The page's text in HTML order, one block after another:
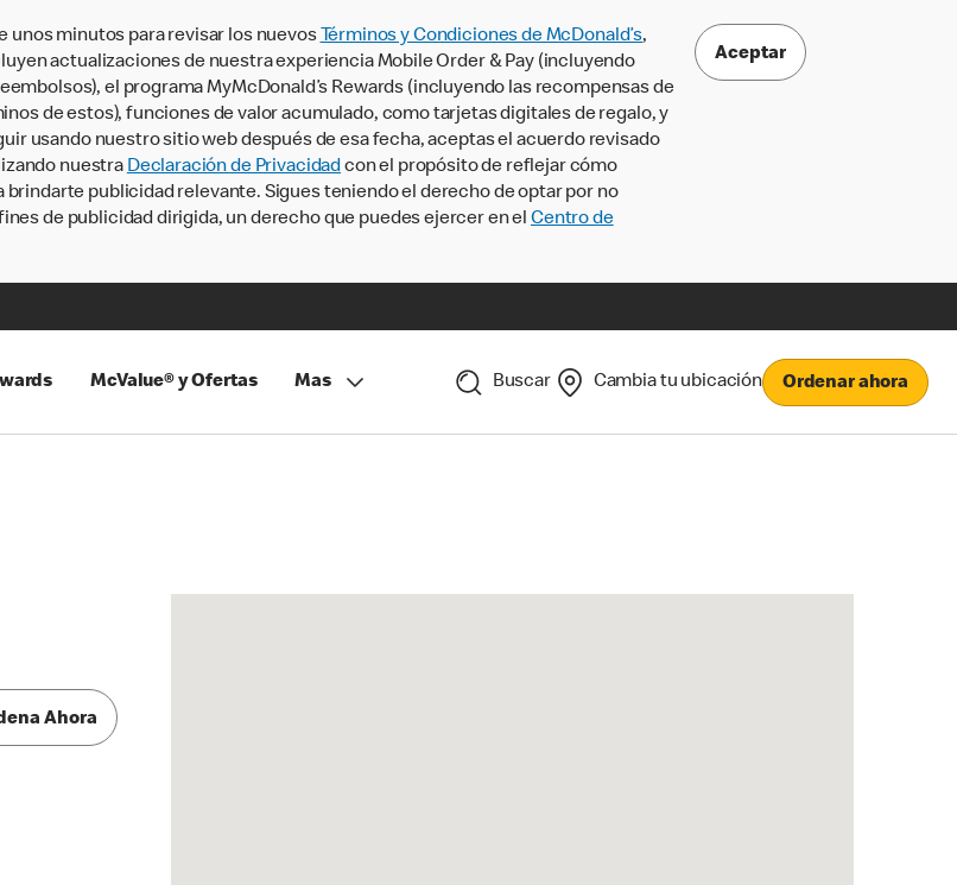
unos minutos para revisar los nuevos Términos y Condiciones de McDonald’s,
actualizaciones de nuestra experiencia Mobile Order & Pay (incluyendo
el programa MyMcDonald’s Rewards (incluyendo las recompensas de
de estos), funciones de valor acumulado, como tarjetas digitales de regalo, y
usando nuestro sitio web después de esa fecha, aceptas el acuerdo revisado
nuestra Declaración de Privacidadcon el propósito de reflejar cómo
publicidad relevante. Sigues teniendo el derecho de optar por no
de publicidad dirigida, un derecho que puedes ejercer en el Centro de
Aceptar
McValue® y Ofertas Mas Buscar Cambia tu ubicación Ordenar ahora
Ahora